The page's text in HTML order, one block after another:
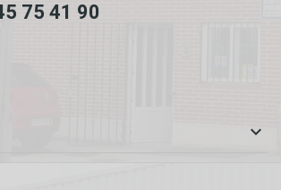
75 41 90
